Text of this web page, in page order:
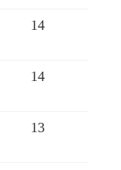
14
14
13